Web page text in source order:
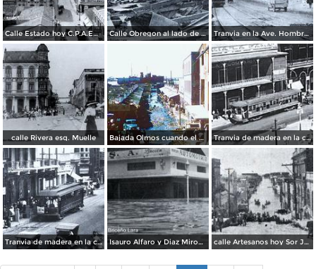
Calle Estado hoy C.P.A.Emilio Carranza Calle Obregon al lado de Pollo Loco Tranvia en la Ave. Hombres Ilustres hoy Ave.Hidalgo x la prevo 1
calle Rivera esq. Muelle Bajada Olmos cuando el agua bajaba de nivel despues de la inundacion en 1955 Tranvia de madera en la calle Muelle
Tranvia de madera en la calle Muelle Isauro Alfaro y Diaz Miron durante la inundacion en 1955 calle Artesanos hoy Sor Juana Ines de la Cruz durante la inundacion en 1955